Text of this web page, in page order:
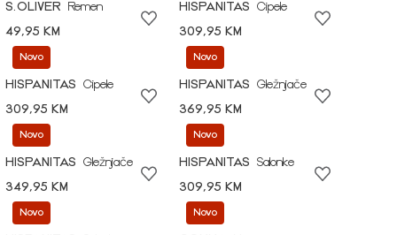
S.OLIVER
Remen
49,95 KM
HISPANITAS
Cipele
309,95 KM
Novo
HISPANITAS
Cipele
309,95 KM
Novo
HISPANITAS
Gležnjače
369,95 KM
Novo
HISPANITAS
Gležnjače
349,95 KM
Novo
HISPANITAS
Salonke
309,95 KM
Novo Novo